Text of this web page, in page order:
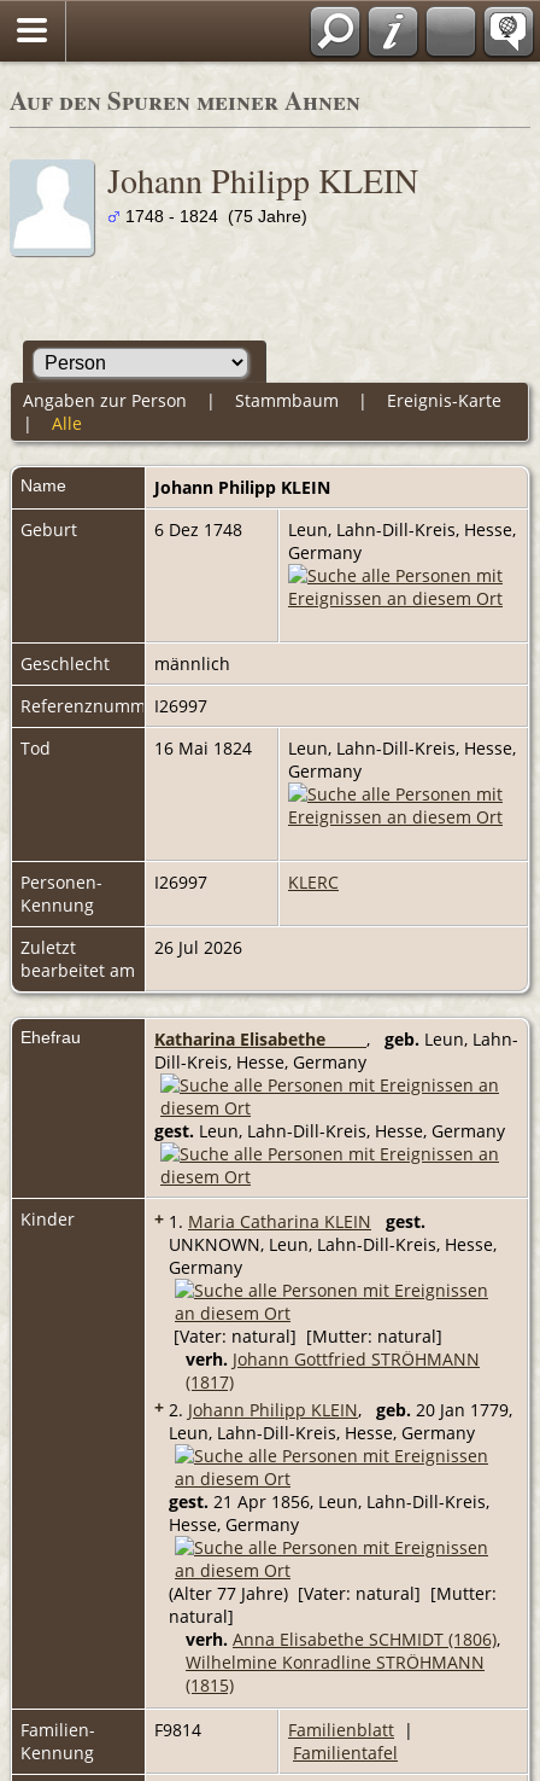
Auf den Spuren meiner Ahnen
Johann Philipp KLEIN
1748 - 1824 (75 Jahre)
Angaben zur Person | Stammbaum | Ereignis-Karte
| Alle
Name Johann Philipp KLEIN
Geburt
6 Dez 1748
Leun, Lahn-Dill-Kreis, Hesse,
Germany
Geschlecht
männlich
ReferenznummerI26997
Tod
16 Mai 1824
Leun, Lahn-Dill-Kreis, Hesse,
Germany
Personen-
Kennung
I26997 KLERC
Zuletzt
bearbeitet am
26 Jul 2026
Ehefrau Katharina Elisabethe _____ , geb. Leun, Lahn-
Dill-Kreis, Hesse, Germany
gest. Leun, Lahn-Dill-Kreis, Hesse, Germany
Kinder + 1. Maria Catharina KLEIN
gest.
UNKNOWN, Leun, Lahn-Dill-Kreis, Hesse,
Germany
[Vater: natural] [Mutter: natural]
verh. Johann Gottfried STRÖHMANN
(1817)
+ 2. Johann Philipp KLEIN, geb. 20 Jan 1779,
Leun, Lahn-Dill-Kreis, Hesse, Germany
gest. 21 Apr 1856, Leun, Lahn-Dill-Kreis,
Hesse, Germany
(Alter 77 Jahre) [Vater: natural] [Mutter:
natural]
verh. Anna Elisabethe SCHMIDT (1806),
Wilhelmine Konradline STRÖHMANN
(1815)
Familien-
Kennung
F9814 Familienblatt |
Familientafel